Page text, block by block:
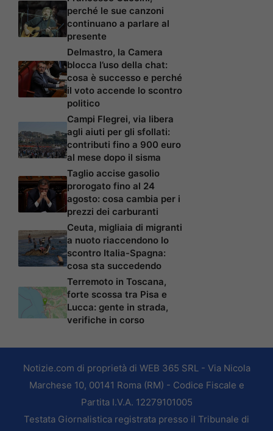
perché le sue canzoni
continuano a parlare al
presente
Delmastro, la Camera
blocca l’uso della chat:
cosa è successo e perché
il voto accende lo scontro
politico
Campi Flegrei, via libera
agli aiuti per gli sfollati:
contributi fino a 900 euro
al mese dopo il sisma
Taglio accise gasolio
prorogato fino al 24
agosto: cosa cambia per i
prezzi dei carburanti
Ceuta, migliaia di migranti
a nuoto riaccendono lo
scontro Italia-Spagna:
cosa sta succedendo
Terremoto in Toscana,
forte scossa tra Pisa e
Lucca: gente in strada,
verifiche in corso
Notizie.com di proprietà di WEB 365 SRL - Via Nicola
Marchese 10, 00141 Roma (RM) - Codice Fiscale e
Partita I.V.A. 12279101005
Testata Giornalistica registrata presso il Tribunale di